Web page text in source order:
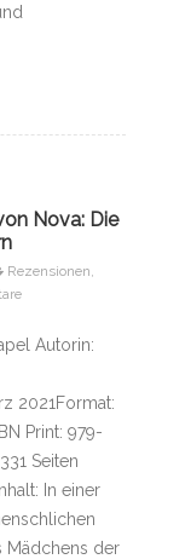
Nova: Die
Rezensionen,
Autorin:
2021Format:
Print: 979-
Seiten
In einer
Mädchens der